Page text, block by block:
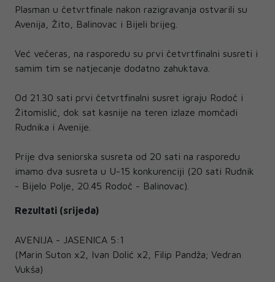
Plasman u četvrtfinale nakon razigravanja ostvarili su
Avenija, Žito, Balinovac i Bijeli brijeg.
Već večeras, na rasporedu su prvi četvrtfinalni susreti i
samim tim se natjecanje dodatno zahuktava.
Od 21.30 sati prvi četvrtfinalni susret igraju Rodoč i
Žitomislić, dok sat kasnije na teren izlaze momčadi
Rudnika i Avenije.
Prije dva seniorska susreta od 20 sati na rasporedu
imamo dva susreta u U-15 konkurenciji (20 sati Rudnik
- Bijelo Polje, 20.45 Rodoč - Balinovac).
Rezultati (srijeda)
AVENIJA - JASENICA 5:1
(Marin Suton x2, Ivan Dolić x2, Filip Pandža; Vedran
Vukša)